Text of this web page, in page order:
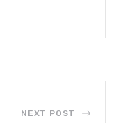
NEXT POST